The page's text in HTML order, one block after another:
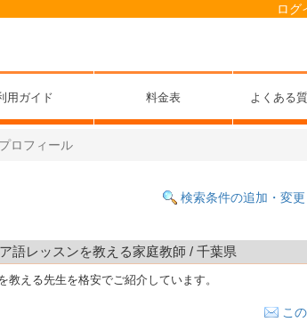
ログ
用ガイド 料金表 よくある
ロフィール
検索条件の追加・変更
語レッスンを教える家庭教師 / 千葉県
える先生を格安でご紹介しています。
こ